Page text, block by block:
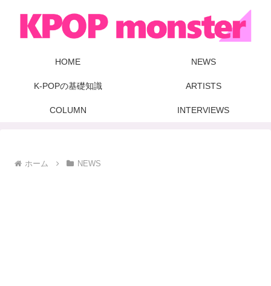
HOME NEWS
K-POPの基礎知識 ARTISTS
COLUMN INTERVIEWS
ホーム NEWS